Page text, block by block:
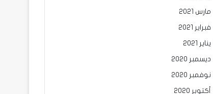
مارس 2021
فبراير 2021
يناير 2021
ديسمبر 2020
نوفمبر 2020
أكتوبر 2020